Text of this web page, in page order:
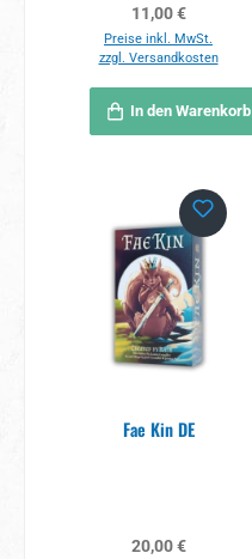
Regulärer Preis:
11,00 €
Preise inkl. MwSt.
zzgl. Versandkosten
In den Warenkorb
Fae Kin DE
Regulärer Preis:
20,00 €